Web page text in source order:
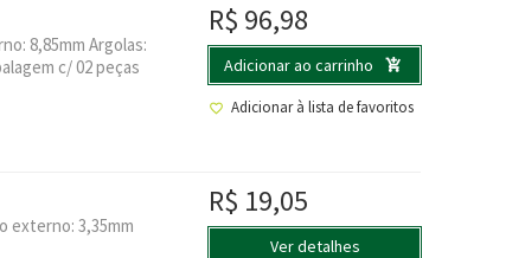
8,85mm Argolas:
c/ 02 peças
R$ 96,98
Adicionar ao carrinho
Adicionar à lista de favoritos
externo: 3,35mm
R$ 19,05
Ver detalhes